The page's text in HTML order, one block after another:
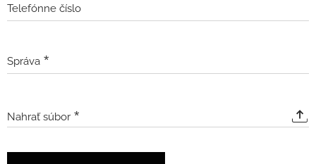
Telefónne číslo
Správa
Nahrať súbor